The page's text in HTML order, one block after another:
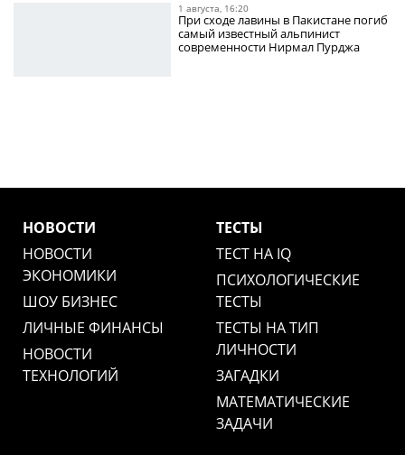
1 августа, 16:20
При сходе лавины в Пакистане погиб
самый известный альпинист
современности Нирмал Пурджа
НОВОСТИ
НОВОСТИ
ЭКОНОМИКИ
ШОУ БИЗНЕС
ЛИЧНЫЕ ФИНАНСЫ
НОВОСТИ
ТЕХНОЛОГИЙ
ТЕСТЫ
ТЕСТ НА IQ
ПСИХОЛОГИЧЕСКИЕ
ТЕСТЫ
ТЕСТЫ НА ТИП
ЛИЧНОСТИ
ЗАГАДКИ
МАТЕМАТИЧЕСКИЕ
ЗАДАЧИ